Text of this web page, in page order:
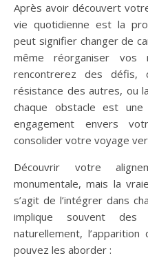
Après avoir découvert
vie quotidienne est la
peut signifier changer de
même réorganiser vos
rencontrerez des
résistance des autres, ou
chaque obstacle est
engagement envers
consolider votre voyage
Découvrir votre
monumentale, mais la
s’agit de l’intégrer dans
implique souvent des
naturellement,
pouvez les aborder :